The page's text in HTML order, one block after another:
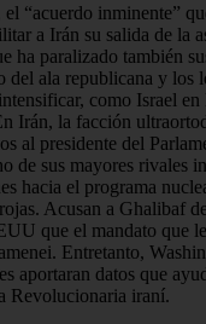
“acuerdo inminente”
a Irán su salida de la
ha paralizado también
del ala republicana y los
como Israel
Irán, la facción
al presidente del
de sus mayores rivales
hacia el programa
Acusan a Ghalibaf
que el mandato que
Entretanto,
aportaran datos que
Revolucionaria iraní.